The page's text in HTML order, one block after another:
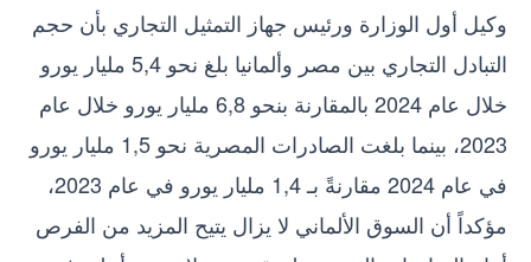
وكيل أول الوزارة ورئيس جهاز التمثيل التجاري بأن حجم
التبادل التجاري بين مصر وألمانيا بلغ نحو 5,4 مليار يورو
خلال عام 2024 بالمقارنة بنحو 6,8 مليار يورو خلال عام
2023، بينما بلغت الصادرات المصرية نحو 1,5 مليار يورو
في عام 2024 مقارنةً بـ 1,4 مليار يورو في عام 2023،
مؤكداً أن السوق الألماني لا يزال يتيح المزيد من الفرص